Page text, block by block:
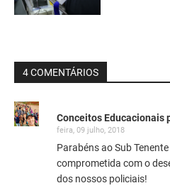
4 COMENTÁRIOS
Conceitos Educacionais
feira, 09 julho, 2018
Parabéns ao Sub
comprometida com o
dos nossos policiais!